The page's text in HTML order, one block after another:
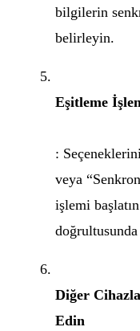
bilgilerin
belirleyin.
Eşitleme
:
veya
işlemi
Diğer
Edin